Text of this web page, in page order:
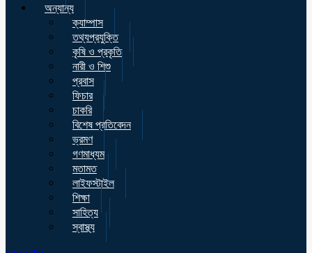
অন্যান্য
ক্যাম্পাস
তথ্যপ্রযুক্তি
কৃষি ও প্রকৃতি
নারী ও শিশু
প্রবাস
ফিচার
চাকরি
বিশেষ প্রতিবেদন
ভ্রমণ
গণমাধ্যম
মতামত
লাইফস্টাইল
শিক্ষা
সাহিত্য
স্বাস্থ্য